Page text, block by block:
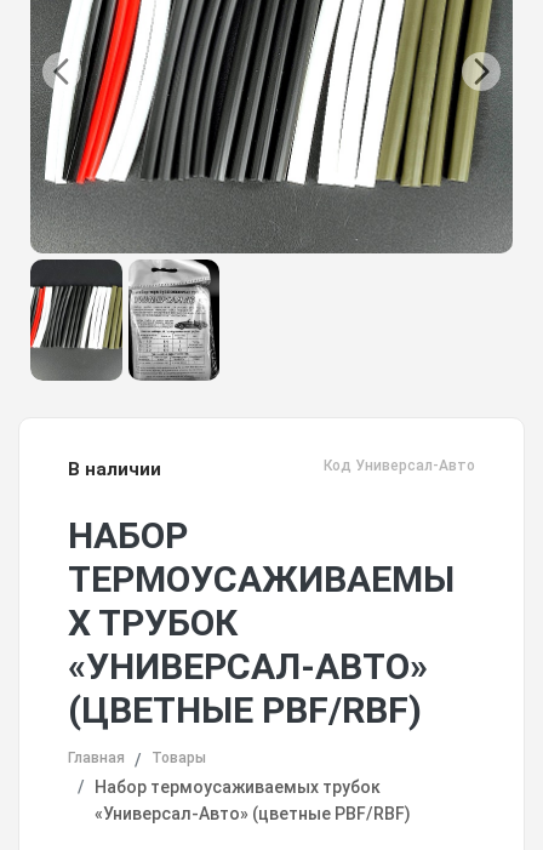
В наличии Код Универсал-Авто
НАБОР
ТЕРМОУСАЖИВАЕМЫ
Х ТРУБОК
«УНИВЕРСАЛ-АВТО»
(ЦВЕТНЫЕ PBF/RBF)
Главная Товары
Набор термоусаживаемых трубок
«Универсал-Авто» (цветные PBF/RBF)